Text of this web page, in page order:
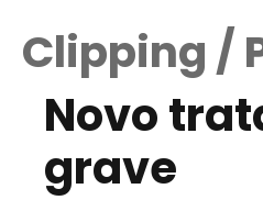
Clipping /
Novo
grave